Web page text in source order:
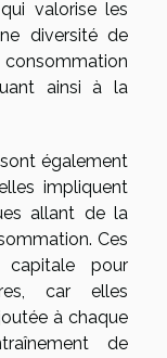
valorise les
diversité de
consommation
ainsi à la
également
impliquent
allant de la
Ces
capitale pour
car elles
à chaque
de